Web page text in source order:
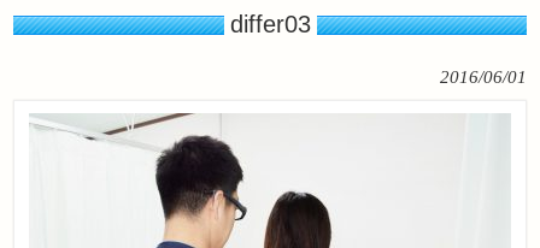
differ03
2016/06/01